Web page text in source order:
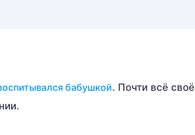
бабушкой. Почти всё своё